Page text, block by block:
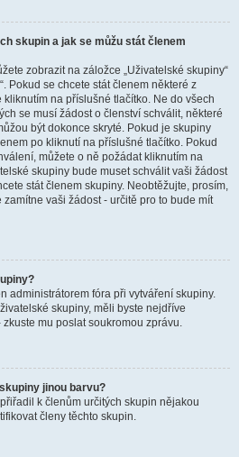
skupin a jak se můžu stát členem
zobrazit na záložce „Uživatelské skupiny“
Pokud se chcete stát členem některé z
na příslušné tlačítko. Ne do všech
se musí žádost o členství schválit, některé
být dokonce skryté. Pokud je skupiny
po kliknutí na příslušné tlačítko. Pokud
můžete o ně požádat kliknutím na
skupiny bude muset schválit vaši žádost
stát členem skupiny. Neobtěžujte, prosím,
vaši žádost - určitě pro to bude mít
administrátorem fóra při vytváření skupiny.
skupiny, měli byste nejdříve
mu poslat soukromou zprávu.
jinou barvu?
k členům určitých skupin nějakou
členy těchto skupin.